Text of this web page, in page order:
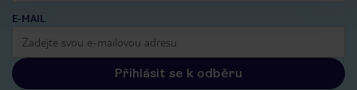
E-MAIL
Přihlásit se k odběru